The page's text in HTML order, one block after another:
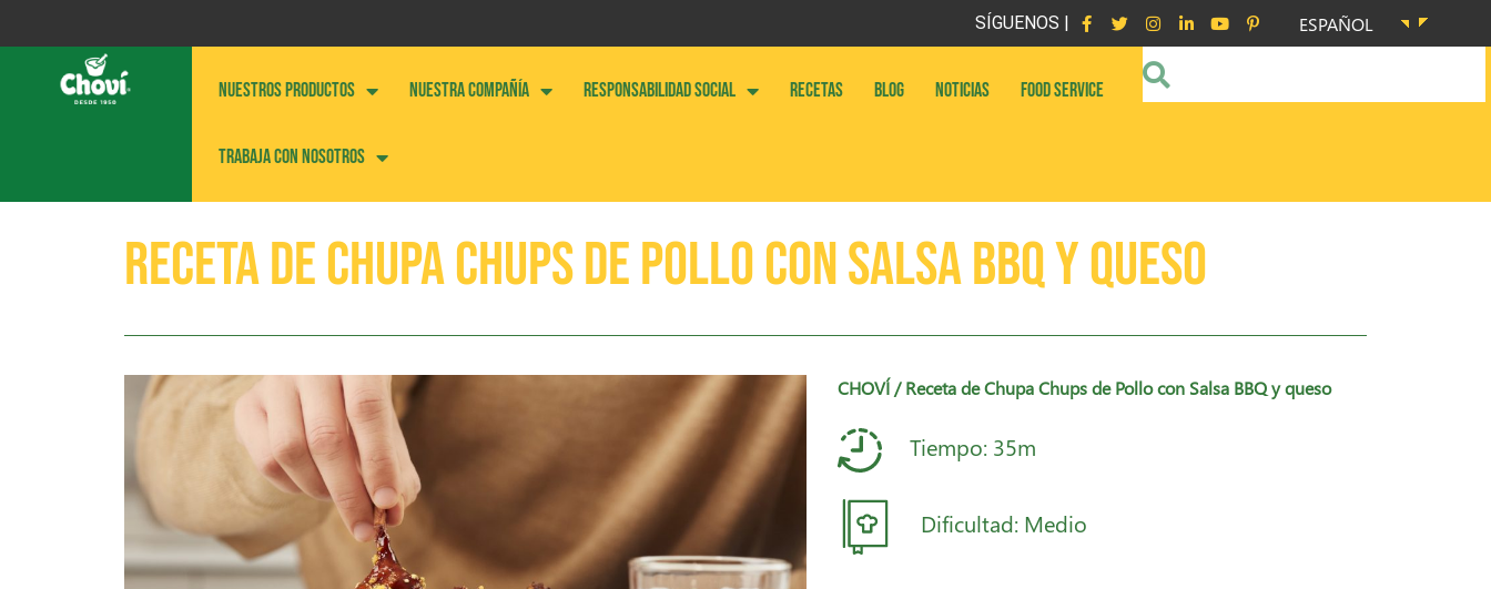
SÍGUENOS | ESPAÑOL
NUESTROS PRODUCTOS NUESTRA COMPAÑÍA RESPONSABILIDAD SOCIAL RECETAS BLOG NOTICIAS FOOD SERVICE
Trabaja con nosotros
Receta de Chupa Chups de Pollo con Salsa BBQ y queso
CHOVÍ / Receta de Chupa Chups de Pollo con Salsa BBQ y queso
Tiempo: 35m
Dificultad: Medio